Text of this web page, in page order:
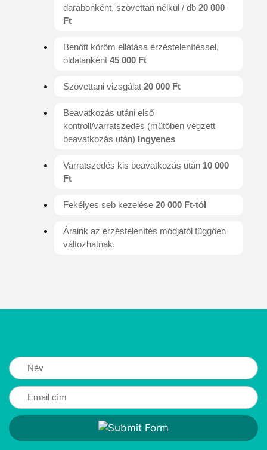
darabonként, szövettan nélkül / db 20 000
Ft
Benőtt köröm ellátása érzéstelenítéssel,
oldalanként 45 000 Ft
Szövettani vizsgálat 20 000 Ft
Beavatkozás utáni első
kontroll/varratszedés (műtőben végzett
beavatkozás után) Ingyenes
Varratszedés kis beavatkozás után 10 000
Ft
Fekélyes seb kezelése 20 000 Ft-tól
Áraink az érzéstelenítés módjától függően
változhatnak.